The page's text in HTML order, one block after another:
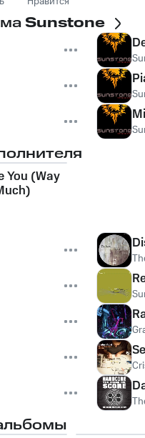
Sunstone
You (Way